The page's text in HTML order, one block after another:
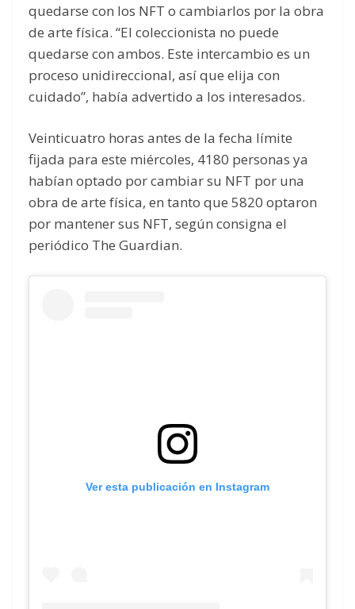
quedarse con los NFT o cambiarlos por la obra
de arte física. “El coleccionista no puede
quedarse con ambos. Este intercambio es un
proceso unidireccional, así que elija con
cuidado”, había advertido a los interesados.
Veinticuatro horas antes de la fecha límite
fijada para este miércoles, 4180 personas ya
habían optado por cambiar su NFT por una
obra de arte física, en tanto que 5820 optaron
por mantener sus NFT, según consigna el
periódico The Guardian.
Ver esta publicación en Instagram